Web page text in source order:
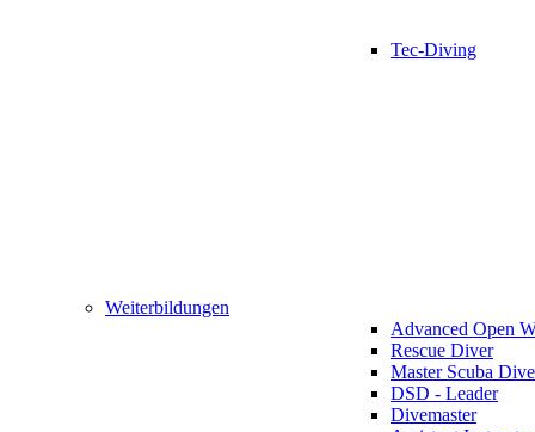
Tec-Diving
Weiterbildungen
Advanced Open
Rescue Diver
Master Scuba
DSD - Leader
Divemaster